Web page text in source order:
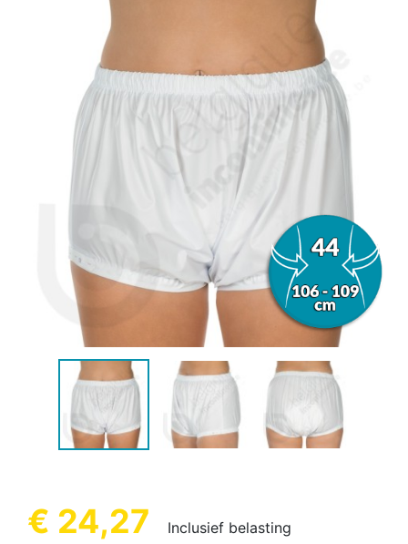
€ 24,27 Inclusief belasting